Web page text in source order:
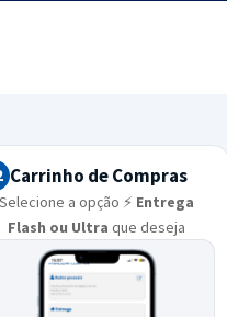
Carrinho de Compras
Selecione a opção ⚡ Entrega
Flash ou Ultra que deseja